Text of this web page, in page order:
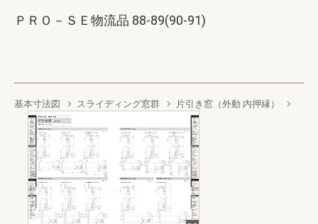
ＰＲＯ－ＳＥ物流品 88-89(90-91)
基本寸法図 スライディング窓群 片引き窓（外動 内押縁）